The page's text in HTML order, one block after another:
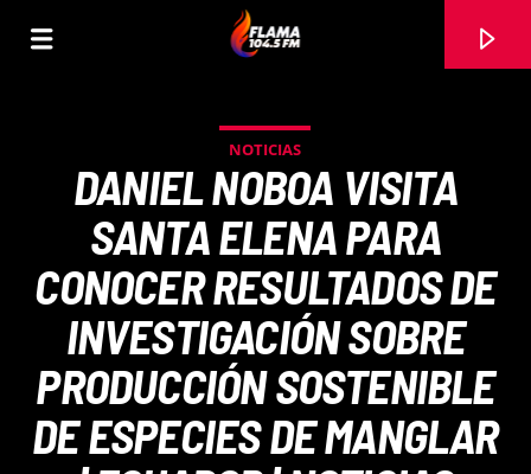
CANCIÓN ACTUAL
NOTICIAS
DANIEL NOBOA VISITA
SANTA ELENA PARA
CONOCER RESULTADOS DE
INVESTIGACIÓN SOBRE
PRODUCCIÓN SOSTENIBLE
DE ESPECIES DE MANGLAR